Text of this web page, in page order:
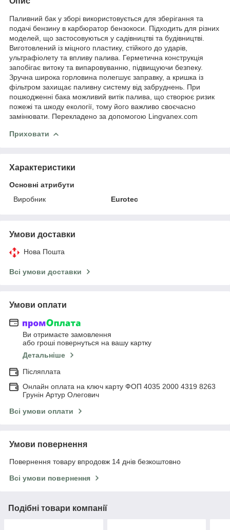
Паливний бак у зборі використовується для зберігання та
подачі бензину в карбюратор бензокоси. Підходить для різних
моделей, що застосовуються у садівництві та будівництві.
Виготовлений із міцного пластику, стійкого до ударів,
ультрафіолету та впливу палива. Герметична конструкція
запобігає витоку та випаровуванню, підвищуючи безпеку.
Зручна широка горловина полегшує заправку, а кришка із
фільтром захищає паливну систему від забруднень. При
пошкодженні бака можливий витік палива, що створює ризик
пожежі та шкоду екології, тому його важливо своєчасно
замінювати. Перекладено за допомогою Lingvanex.com
Приховати
Характеристики
Основні атрибути
Виробник
Eurotec
Умови доставки
Нова Пошта
Всі умови доставки
Умови оплати
Ви отримаєте замовлення
або гроші повернуться на вашу картку
Детальніше
Післяплата
Онлайн оплата на ключ карту ФОП 4035 2000 4319 8263
Грунін Артур Олегович
Всі умови оплати
Умови повернення
Повернення товару впродовж 14 днів безкоштовно
Всі умови повернення
Подібні товари компанії